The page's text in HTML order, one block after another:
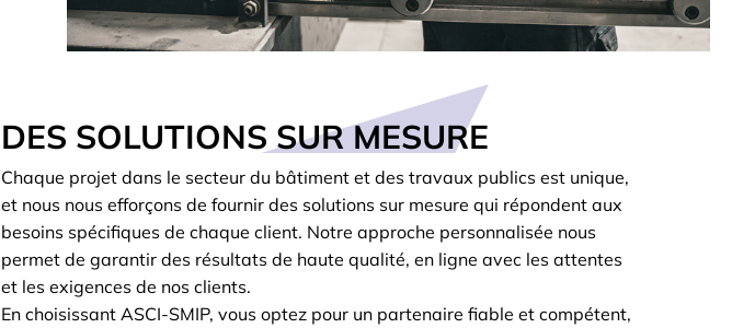
DES SOLUTIONS SUR MESURE
Chaque projet dans le secteur du bâtiment et des travaux publics est unique,
et nous nous efforçons de fournir des solutions sur mesure qui répondent aux
besoins spécifiques de chaque client. Notre approche personnalisée nous
permet de garantir des résultats de haute qualité, en ligne avec les attentes
et les exigences de nos clients.
En choisissant ASCI-SMIP, vous optez pour un partenaire fiable et compétent,